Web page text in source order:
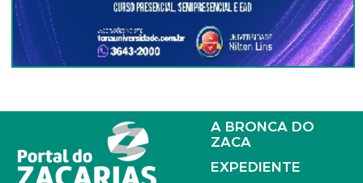
A BRONCA DO
ZACA
EXPEDIENTE